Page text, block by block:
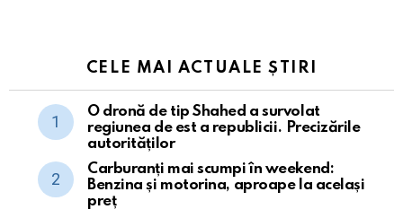
CELE MAI ACTUALE ȘTIRI
O dronă de tip Shahed a survolat
regiunea de est a republicii. Precizările
autorităților
Carburanți mai scumpi în weekend:
Benzina și motorina, aproape la același
preț